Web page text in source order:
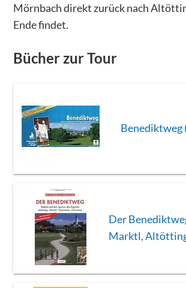
Mörnbach direkt zurück nach
Ende findet.
Bücher zur Tour
Benediktweg
Der
Marktl,